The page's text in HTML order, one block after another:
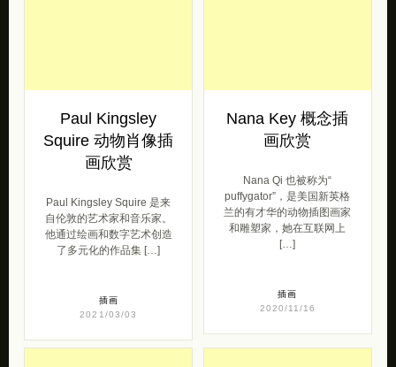
Paul Kingsley
Squire 动物肖像插
画欣赏
Paul Kingsley Squire 是来
自伦敦的艺术家和音乐家。
他通过绘画和数字艺术创造
了多元化的作品集 […]
插画
2021/03/03
Nana Key 概念插
画欣赏
Nana Qi 也被称为“
puffygator”，是美国新英格
兰的有才华的动物插图画家
和雕塑家，她在互联网上
[…]
插画
2020/11/16